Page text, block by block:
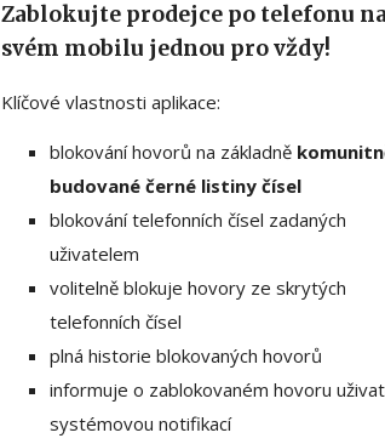
Zablokujte prodejce po telefonu na
svém mobilu jednou pro vždy!
Klíčové vlastnosti aplikace:
blokování hovorů na základně
budované černé listiny čísel
blokování telefonních čísel zadaných
uživatelem
volitelně blokuje hovory ze skrytých
telefonních čísel
plná historie blokovaných hovorů
informuje o zablokovaném hovoru
systémovou notifikací